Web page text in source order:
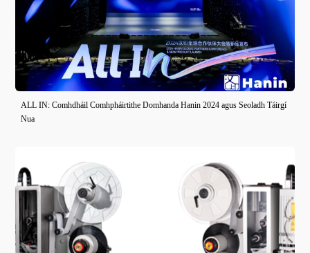
ALL IN: Comhdháil Comhpháirtithe Domhanda Hanin 2024 agus Seoladh Táirgí
Nua